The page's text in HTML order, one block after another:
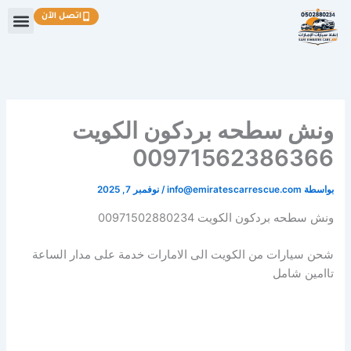
تخطي
إلى
المحتوى
اتصل الآن
ونش سطحه بردكون الكويت
00971562386366
بواسطة info@emiratescarrescue.com
/نوفمبر 7, 2025
ونش سطحه بردكون الكويت 00971502880234
شحن سيارات من الكويت الى الامارات خدمة على مدار الساعة
تاامين شامل